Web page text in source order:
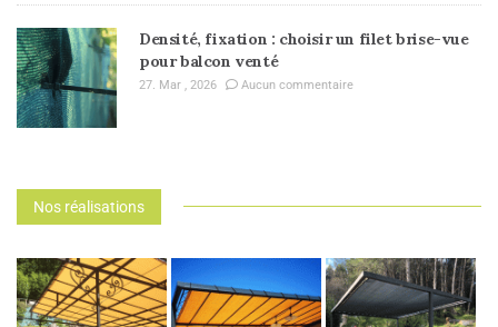
Densité, fixation : choisir un filet brise-vue
pour balcon venté
27. Mar , 2026 Aucun commentaire
Nos réalisations